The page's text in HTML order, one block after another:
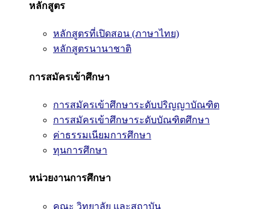
หลักสูตร
หลักสูตรที่เปิดสอน (ภาษาไทย)
หลักสูตรนานาชาติ
การสมัครเข้าศึกษา
การสมัครเข้าศึกษาระดับปริญญาบัณฑิต
การสมัครเข้าศึกษาระดับบัณฑิตศึกษา
ค่าธรรมเนียมการศึกษา
ทุนการศึกษา
หน่วยงานการศึกษา
คณะ วิทยาลัย และสถาบัน